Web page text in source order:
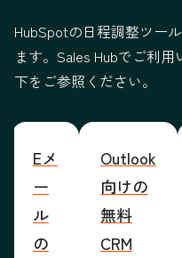
HubSpotの日程調整ツー
ます。Sales Hubでご利
下をご参照ください。
Eメ
ー
ル
の
Outlook
向けの
無料
CRM